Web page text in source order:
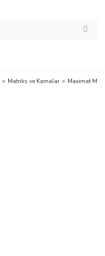
Matriks ve Kamalar Maximat